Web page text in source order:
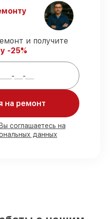
– официальная
починку
в присутствии
к установке,
оперативно
и надёжные
и получите
-25%
на ремонт
соглашаетесь на
данных